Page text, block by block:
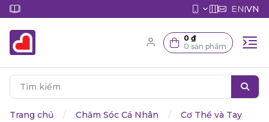
EN|VN
0 ₫
0 sản phẩm
Trang chủ Chăm Sóc Cá Nhân
Cơ Thể và Tay